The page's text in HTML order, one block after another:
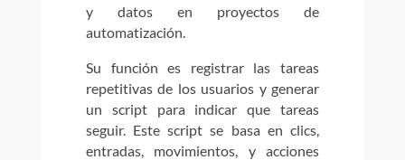
y datos en proyectos de
automatización.
Su función es registrar las tareas
repetitivas de los usuarios y generar
un script para indicar que tareas
seguir. Este script se basa en clics,
entradas, movimientos, y acciones